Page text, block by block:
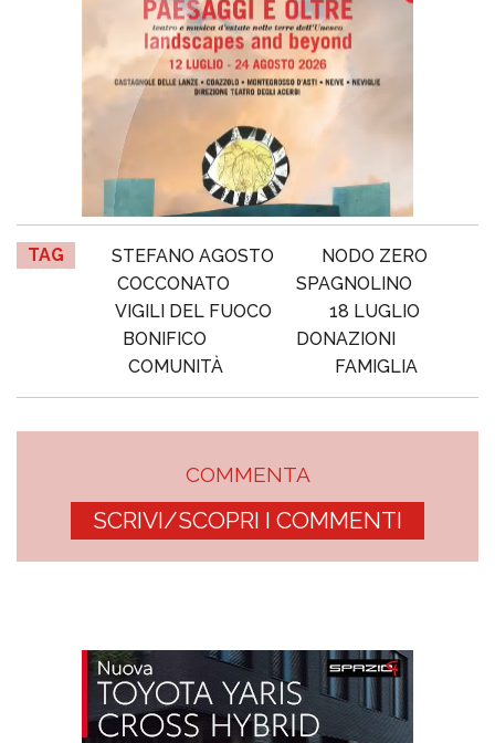
TAG STEFANO AGOSTO
NODO ZERO
COCCONATO
SPAGNOLINO
VIGILI DEL FUOCO
18 LUGLIO
BONIFICO
DONAZIONI
COMUNITÀ
FAMIGLIA
COMMENTA
SCRIVI/SCOPRI I COMMENTI